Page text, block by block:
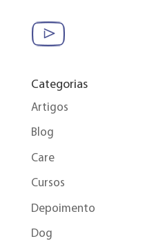
Categorias
Artigos
Blog
Care
Cursos
Depoimento
Dog